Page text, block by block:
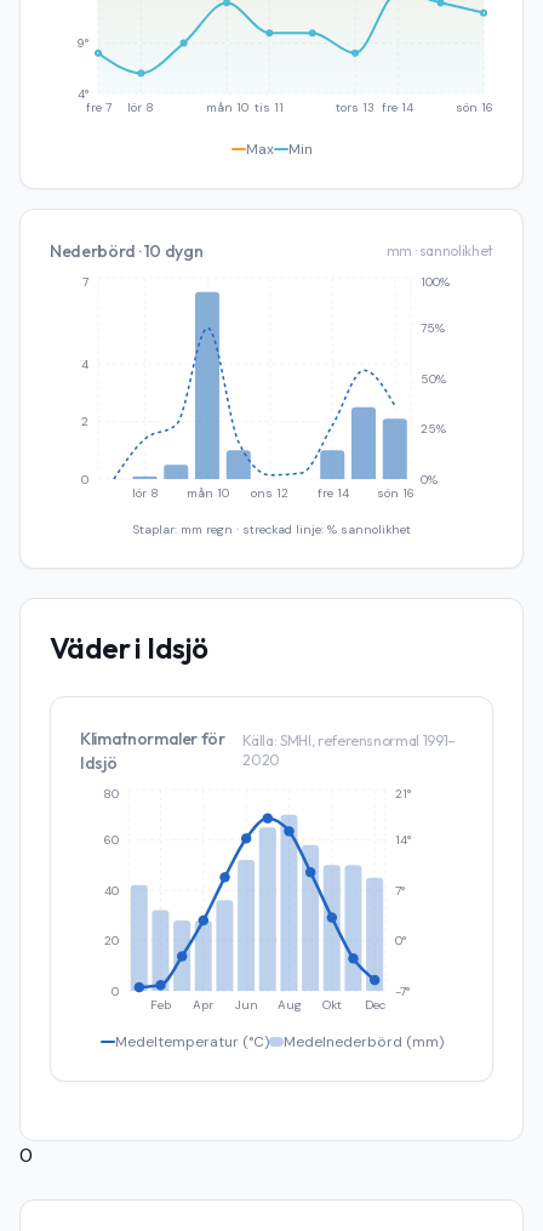
fre 7 lör 8 mån 10 tis 11 tors 13 fre 14 sön 16
4°
9°
Max Min
Nederbörd · 10 dygn mm · sannolikhet
lör 8 mån 10 ons 12 fre 14 sön 16
0
2
4
7
0%
25%
50%
75%
100%
Staplar: mm regn · streckad linje: % sannolikhet
Väder i Idsjö
Klimatnormaler för
Idsjö
Källa: SMHI, referensnormal 1991–
2020
Feb Apr Jun Aug Okt Dec
0
20
40
60
80
-7°
0°
7°
14°
21°
Medeltemperatur (°C) Medelnederbörd (mm)
0